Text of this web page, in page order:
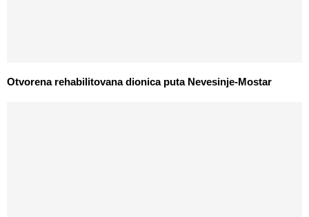
Otvorena rehabilitovana dionica puta Nevesinje-Mostar